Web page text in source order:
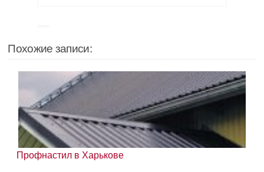
Похожие записи:
Профнастил в Харькове